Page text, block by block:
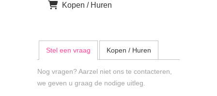
Kopen / Huren
Stel een vraag Kopen / Huren
Nog vragen? Aarzel niet ons te contacteren,
we geven u graag de nodige uitleg.